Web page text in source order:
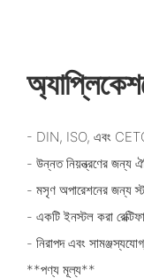
- DIN, ISO, এবং CETOP
- উন্নত নিয়ন্ত্রণের জন্য
- মসৃণ অপারেশনের জন্য
- একটি ইনস্টল করা
- নিরাপদ এবং
**পণ্য মূল্য**